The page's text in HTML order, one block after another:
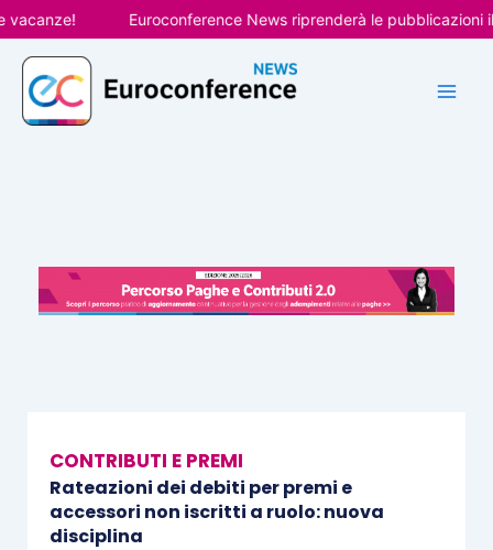
Vai
al
contenuto
Euroconference News riprenderà le pubblicazioni il
CONTRIBUTI E PREMI
Rateazioni dei debiti per premi e
accessori non iscritti a ruolo: nuova
disciplina